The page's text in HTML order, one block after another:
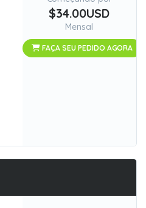
$34.00USD
Mensal
FAÇA SEU PEDIDO AGORA